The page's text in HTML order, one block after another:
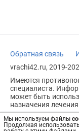
Мы используем файлы
Продолжая
Обратная связь
vrachi42.ru, 2019-
Имеются
специалиста.
может быть
назначения
Возрастное